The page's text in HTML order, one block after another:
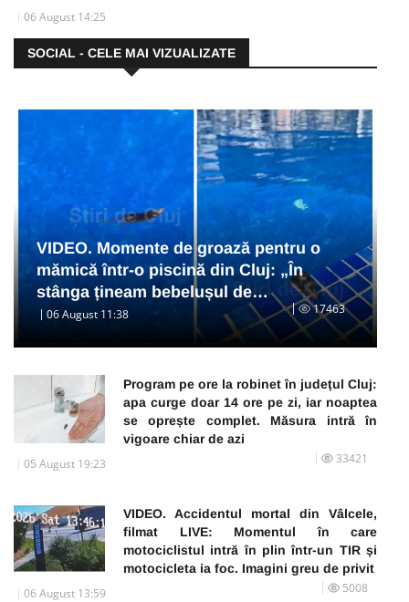
06 August 14:25
SOCIAL - CELE MAI VIZUALIZATE
VIDEO. Momente de groază pentru o
mămică într-o piscină din Cluj: „În
stânga țineam bebelușul de…
06 August 11:38 17463
Program pe ore la robinet în județul Cluj:
apa curge doar 14 ore pe zi, iar noaptea
se oprește complet. Măsura intră în
vigoare chiar de azi
05 August 19:23 33421
VIDEO. Accidentul mortal din Vâlcele,
filmat LIVE: Momentul în care
motociclistul intră în plin într-un TIR și
motocicleta ia foc. Imagini greu de privit
06 August 13:59 5008